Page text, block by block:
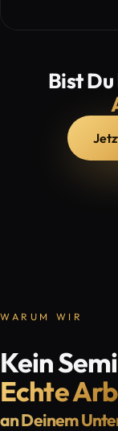
Bist
WARUM WIR
Kein
Echte
an Deinem